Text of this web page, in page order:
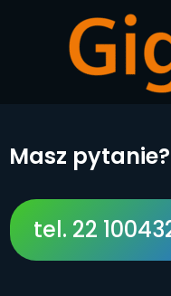
Masz
tel. 22
tel. 22